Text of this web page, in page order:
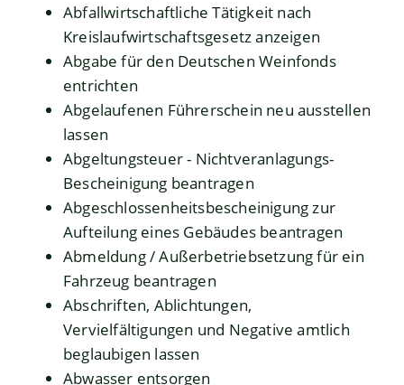
Abfallwirtschaftliche Tätigkeit nach
Kreislaufwirtschaftsgesetz anzeigen
Abgabe für den Deutschen Weinfonds
entrichten
Abgelaufenen Führerschein neu ausstellen
lassen
Abgeltungsteuer - Nichtveranlagungs-
Bescheinigung beantragen
Abgeschlossenheitsbescheinigung zur
Aufteilung eines Gebäudes beantragen
Abmeldung / Außerbetriebsetzung für ein
Fahrzeug beantragen
Abschriften, Ablichtungen,
Vervielfältigungen und Negative amtlich
beglaubigen lassen
Abwasser entsorgen